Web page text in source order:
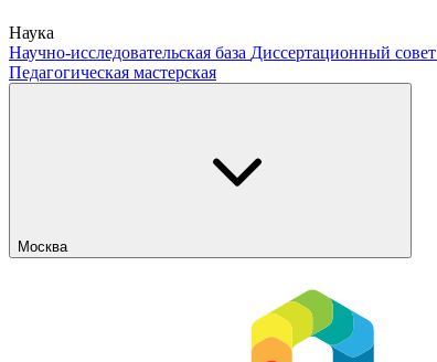
Наука
Научно-исследовательская база Диссертационный совет
Педагогическая мастерская
Москва